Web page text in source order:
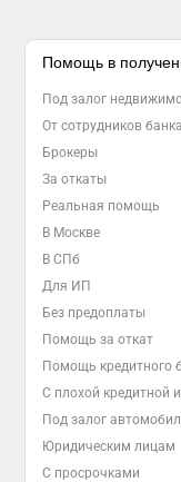
Помощь в
Под залог
От сотрудников банка
Брокеры
За откаты
Реальная помощь
В Москве
В СПб
Для ИП
Без предоплаты
Помощь за откат
Помощь кредитного
С плохой кредитной
Под залог
Юридическим лицам
С просрочками